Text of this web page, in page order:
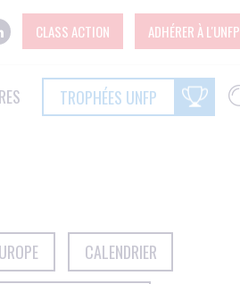
CLASS ACTION ADHÉRER À L'UNFP
TROPHÉES UNFP
CALENDRIER